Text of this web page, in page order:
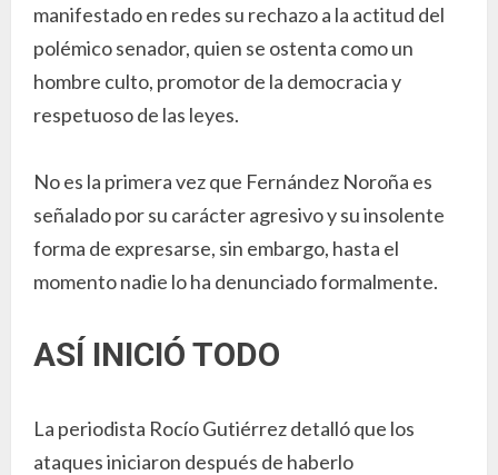
manifestado en redes su rechazo a la actitud del
polémico senador, quien se ostenta como un
hombre culto, promotor de la democracia y
respetuoso de las leyes.
No es la primera vez que Fernández Noroña es
señalado por su carácter agresivo y su insolente
forma de expresarse, sin embargo, hasta el
momento nadie lo ha denunciado formalmente.
ASÍ INICIÓ TODO
La periodista Rocío Gutiérrez detalló que los
ataques iniciaron después de haberlo